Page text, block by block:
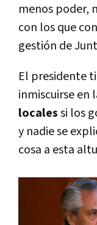
menos poder,
con los que
gestión de
El presidente
inmiscuirse en
localessi los
y nadie se
cosa a esta